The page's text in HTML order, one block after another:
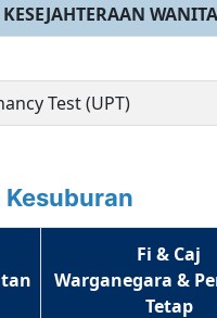
WANITA
Test (UPT)
Kesuburan
Fi & Caj
Warganegara &
Tetap